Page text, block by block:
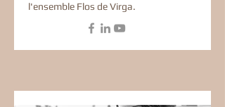
l'ensemble Flos de Virga.